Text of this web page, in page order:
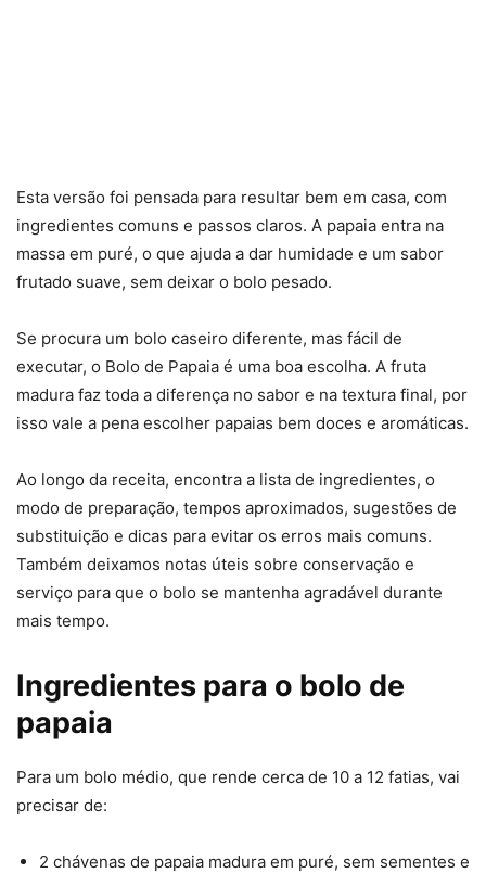
Esta versão foi pensada para resultar bem em casa, com
ingredientes comuns e passos claros. A papaia entra na
massa em puré, o que ajuda a dar humidade e um sabor
frutado suave, sem deixar o bolo pesado.
Se procura um bolo caseiro diferente, mas fácil de
executar, o Bolo de Papaia é uma boa escolha. A fruta
madura faz toda a diferença no sabor e na textura final, por
isso vale a pena escolher papaias bem doces e aromáticas.
Ao longo da receita, encontra a lista de ingredientes, o
modo de preparação, tempos aproximados, sugestões de
substituição e dicas para evitar os erros mais comuns.
Também deixamos notas úteis sobre conservação e
serviço para que o bolo se mantenha agradável durante
mais tempo.
Ingredientes para o bolo de
papaia
Para um bolo médio, que rende cerca de 10 a 12 fatias, vai
precisar de:
2 chávenas de papaia madura em puré, sem sementes e